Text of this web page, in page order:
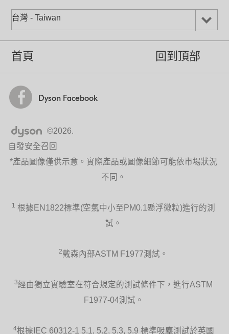
精心設計以製造強勁涼風，並比AM01節
可以預設15分鐘至9小時後關機。
台灣 - Taiwan
首頁 回到頂部
Dyson Facebook
©2026.
自發安全召回
*產品圖像僅供示意。實際產品或圖像細節可能依市場狀況
不同。
1
根據EN1822標準(空氣中小至PM0.1懸浮微粒)進行的測
試。
2戴森內部ASTM F1977測試。
3經由獨立實驗室在符合規定的測試條件下，進行ASTM
F1977-04測試。
4根據IEC 60312-1 5.1, 5.2, 5.3, 5.9 標準吸塵測試於英國